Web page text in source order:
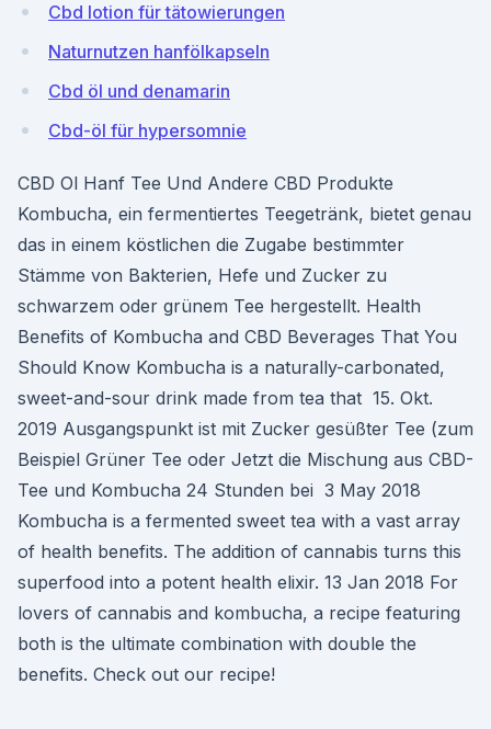
Cbd lotion für tätowierungen
Naturnutzen hanfölkapseln
Cbd öl und denamarin
Cbd-öl für hypersomnie
CBD Ol Hanf Tee Und Andere CBD Produkte
Kombucha, ein fermentiertes Teegetränk, bietet genau
das in einem köstlichen die Zugabe bestimmter
Stämme von Bakterien, Hefe und Zucker zu
schwarzem oder grünem Tee hergestellt. Health
Benefits of Kombucha and CBD Beverages That You
Should Know Kombucha is a naturally-carbonated,
sweet-and-sour drink made from tea that 15. Okt.
2019 Ausgangspunkt ist mit Zucker gesüßter Tee (zum
Beispiel Grüner Tee oder Jetzt die Mischung aus CBD-
Tee und Kombucha 24 Stunden bei 3 May 2018
Kombucha is a fermented sweet tea with a vast array
of health benefits. The addition of cannabis turns this
superfood into a potent health elixir. 13 Jan 2018 For
lovers of cannabis and kombucha, a recipe featuring
both is the ultimate combination with double the
benefits. Check out our recipe!